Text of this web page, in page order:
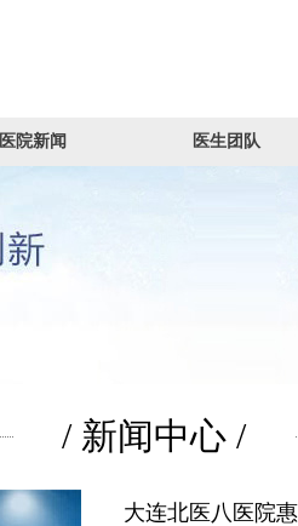
医院新闻 医生团队
/ 新闻中心 /
大连北医八医院